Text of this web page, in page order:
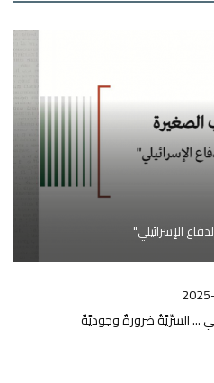
الإسرائيلي"
... السرِّيَّةُ ضرورةٌ وجوديَّةٌ